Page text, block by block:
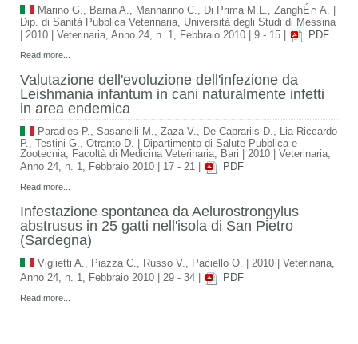
Marino G., Barna A., Mannarino C., Di Prima M.L., ZanghÉ∩ A.
Dip. di Sanità Pubblica Veterinaria, Università degli Studi di Messina
2010 Veterinaria, Anno 24, n. 1, Febbraio 2010 9 - 15 PDF
Read more...
Valutazione dell'evoluzione dell'infezione da
Leishmania infantum in cani naturalmente infetti
in area endemica
Paradies P., Sasanelli M., Zaza V., De Caprariis D., Lia Riccardo
P., Testini G., Otranto D.
Dipartimento di Salute Pubblica e
Zootecnia, Facoltà di Medicina Veterinaria, Bari
2010
Veterinaria,
Anno 24, n. 1, Febbraio 2010
17 - 21 PDF
Read more...
Infestazione spontanea da Aelurostrongylus
abstrusus in 25 gatti nell'isola di San Pietro
(Sardegna)
Viglietti A., Piazza C., Russo V., Paciello O. 2010
Veterinaria,
Anno 24, n. 1, Febbraio 2010
29 - 34 PDF
Read more...